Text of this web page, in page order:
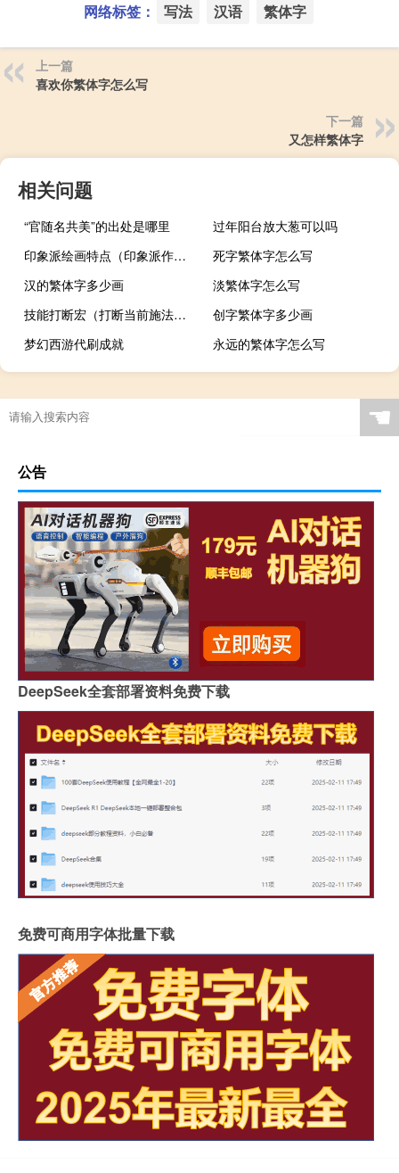
网络标签： 写法 汉语 繁体字
上一篇
喜欢你繁体字怎么写
下一篇
又怎样繁体字
相关问题
“官随名共美”的出处是哪里
过年阳台放大葱可以吗
印象派绘画特点（印象派作品）
死字繁体字怎么写
汉的繁体字多少画
淡繁体字怎么写
技能打断宏（打断当前施法反制宏）
创字繁体字多少画
梦幻西游代刷成就
永远的繁体字怎么写
☚
公告
DeepSeek全套部署资料免费下载
免费可商用字体批量下载